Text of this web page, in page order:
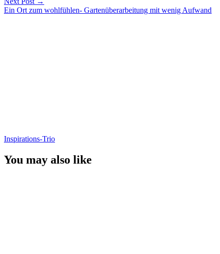
Ein Ort zum wohlfühlen- Gartenüberarbeitung mit wenig Aufwand
Inspirations-Trio
You may also like